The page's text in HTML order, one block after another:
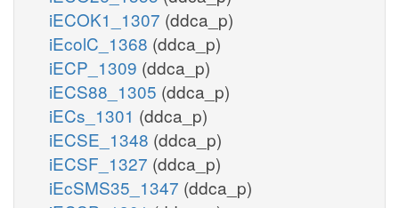
iECOK1_1307 (ddca_p)
iEcolC_1368 (ddca_p)
iECP_1309 (ddca_p)
iECS88_1305 (ddca_p)
iECs_1301 (ddca_p)
iECSE_1348 (ddca_p)
iECSF_1327 (ddca_p)
iEcSMS35_1347 (ddca_p)